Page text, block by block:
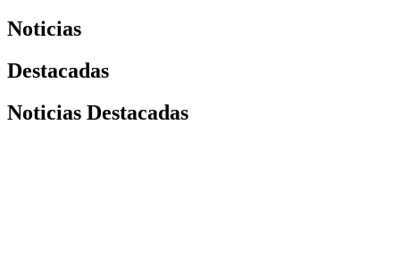
Noticias
Destacadas
Noticias Destacadas